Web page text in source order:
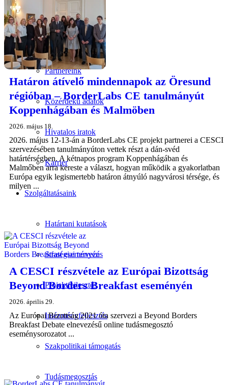
Tisztségviselőink
Munkatársaink
Partnereink
Közérdekű adatok
Hivatalos iratok
Karrier
Szolgáltatásaink
Határtani kutatások
Stratégiai tervezés
Projektfejlesztés
Intézményfejlesztés
Szakpolitikai támogatás
Tudásmegosztás
Határon átívelő mindennapok az Öresund
régióban – BorderLabs CE tanulmányút
Koppenhágában és Malmöben
2026. május 18.
2026. május 12-13-án a BorderLabs CE projekt partnerei a CESCI
szervezésében tanulmányúton vettek részt a dán-svéd
határtérségben. A kétnapos program Koppenhágában és
Malmőben arra kereste a választ, hogyan működik a gyakorlatban
Európa egyik legismertebb határon átnyúló nagyvárosi térsége, és
milyen ...
A CESCI részvétele az Európai Bizottság
Beyond Borders Breakfast eseményén
2026. április 29.
Az Európai Bizottság 2021 óta szervezi a Beyond Borders
Breakfast Debate elnevezésű online tudásmegosztó
eseménysorozatot ...